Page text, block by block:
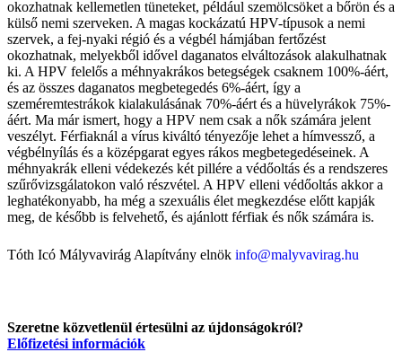
okozhatnak kellemetlen tüneteket, például szemölcsöket a bőrön és a
külső nemi szerveken. A magas kockázatú HPV-típusok a nemi
szervek, a fej-nyaki régió és a végbél hámjában fertőzést
okozhatnak, melyekből idővel daganatos elváltozások alakulhatnak
ki. A HPV felelős a méhnyakrákos betegségek csaknem 100%-áért,
és az összes daganatos megbetegedés 6%-áért, így a
szeméremtestrákok kialakulásának 70%-áért és a hüvelyrákok 75%-
áért. Ma már ismert, hogy a HPV nem csak a nők számára jelent
veszélyt. Férfiaknál a vírus kiváltó tényezője lehet a hímvessző, a
végbélnyílás és a középgarat egyes rákos megbetegedéseinek. A
méhnyakrák elleni védekezés két pillére a védőoltás és a rendszeres
szűrővizsgálatokon való részvétel. A HPV elleni védőoltás akkor a
leghatékonyabb, ha még a szexuális élet megkezdése előtt kapják
meg, de később is felvehető, és ajánlott férfiak és nők számára is.
Tóth Icó Mályvavirág Alapítvány elnök info@malyvavirag.hu
Szeretne közvetlenül értesülni az újdonságokról?
Előfizetési információk